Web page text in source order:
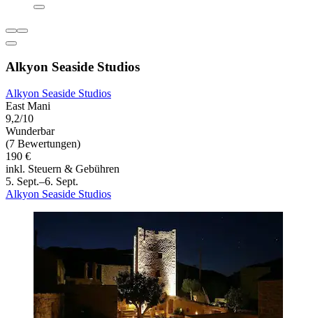
Alkyon Seaside Studios
Alkyon Seaside Studios
East Mani
9,2/10
Wunderbar
(7 Bewertungen)
190 €
inkl. Steuern & Gebühren
5. Sept.–6. Sept.
Alkyon Seaside Studios